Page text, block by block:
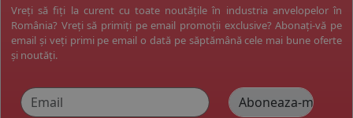
Vreți să fiți la curent cu toate noutățile în industria anvelopelor în
România? Vreți să primiți pe email promoții exclusive? Abonați-vă pe
email și veți primi pe email o dată pe săptămână cele mai bune oferte
și noutăți.